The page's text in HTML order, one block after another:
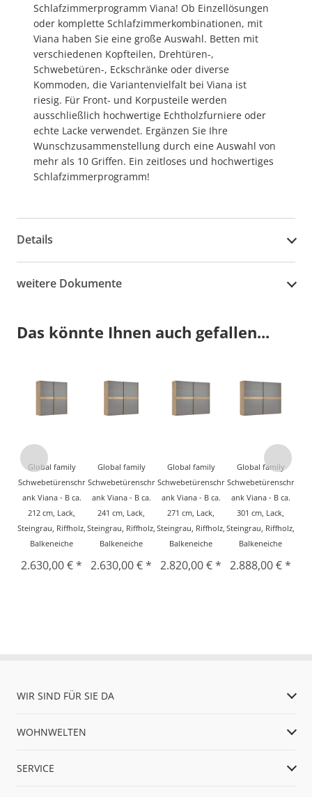
Schlafzimmerprogramm Viana! Ob Einzellösungen
oder komplette Schlafzimmerkombinationen, mit
Viana haben Sie eine große Auswahl. Betten mit
verschiedenen Kopfteilen, Drehtüren-,
Schwebetüren-, Eckschränke oder diverse
Kommoden, die Variantenvielfalt bei Viana ist
riesig. Für Front- und Korpusteile werden
ausschließlich hochwertige Echtholzfurniere oder
echte Lacke verwendet. Ergänzen Sie Ihre
Wunschzusammenstellung durch eine Auswahl von
mehr als 10 Griffen. Ein zeitloses und hochwertiges
Schlafzimmerprogramm!
Details
weitere Dokumente
Das könnte Ihnen auch gefallen...
Global family
Schwebetürenschr
ank Viana - B ca.
212 cm, Lack,
Steingrau, Riffholz,
Balkeneiche
2.630,00 € *
Global family
Schwebetürenschr
ank Viana - B ca.
241 cm, Lack,
Steingrau, Riffholz,
Balkeneiche
2.630,00 € *
Global family
Schwebetürenschr
ank Viana - B ca.
271 cm, Lack,
Steingrau, Riffholz,
Balkeneiche
2.820,00 € *
Global family
Schwebetürenschr
ank Viana - B ca.
301 cm, Lack,
Steingrau, Riffholz,
Balkeneiche
2.888,00 € *
WIR SIND FÜR SIE DA
WOHNWELTEN
SERVICE